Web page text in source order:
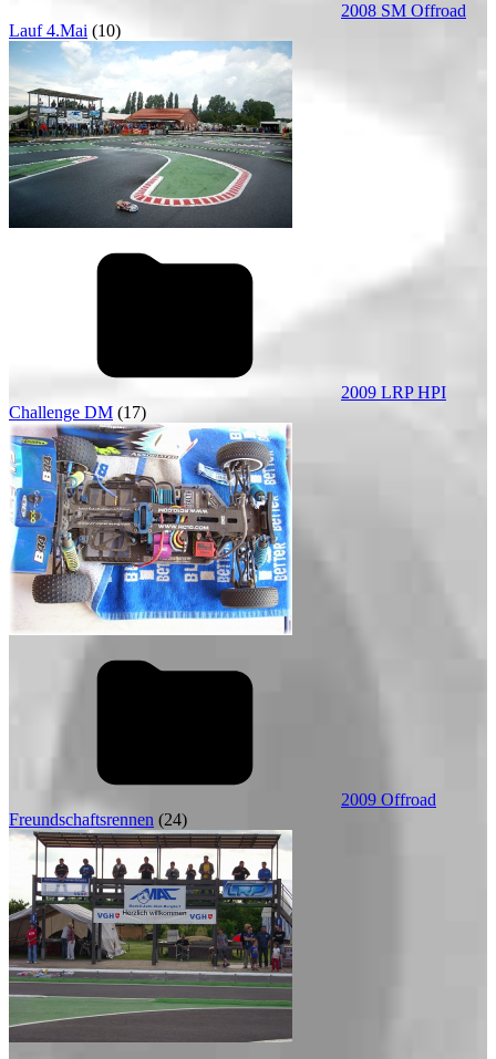
2008 SM Offroad
Lauf 4.Mai (10)
2009 LRP HPI
Challenge DM (17)
2009 Offroad
Freundschaftsrennen (24)